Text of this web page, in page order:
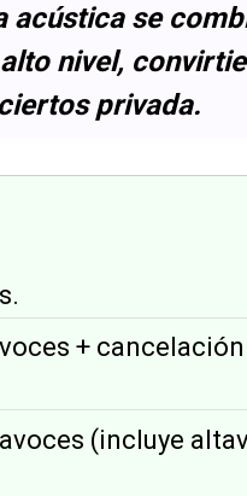
acústica se
nivel,
privada.
+
(incluye